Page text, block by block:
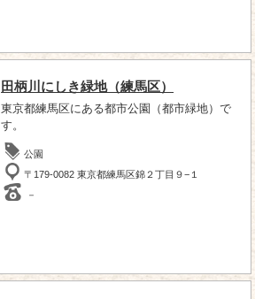
田柄川にしき緑地（練馬区）
東京都練馬区にある都市公園（都市緑地）で
す。
公園
〒179-0082 東京都練馬区錦２丁目９−１
－